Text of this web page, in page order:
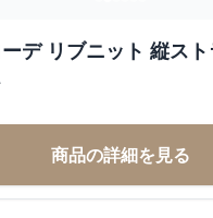
デ リブニット 縦ス
商品の詳細を見る